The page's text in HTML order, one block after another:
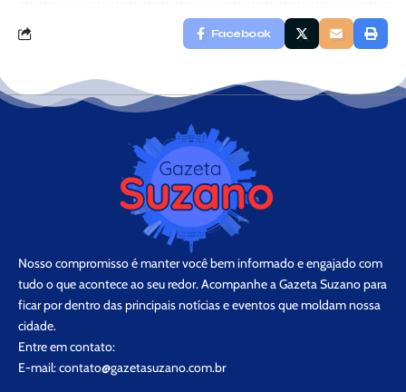
Facebook
Nosso compromisso é manter você bem informado e engajado com
tudo o que acontece ao seu redor. Acompanhe a Gazeta Suzano para
ficar por dentro das principais notícias e eventos que moldam nossa
cidade.
Entre em contato:
E-mail:contato@gazetasuzano.com.br